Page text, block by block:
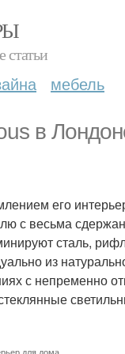
статьи
мебель
в
его
с весьма
сталь,
из
с непременно